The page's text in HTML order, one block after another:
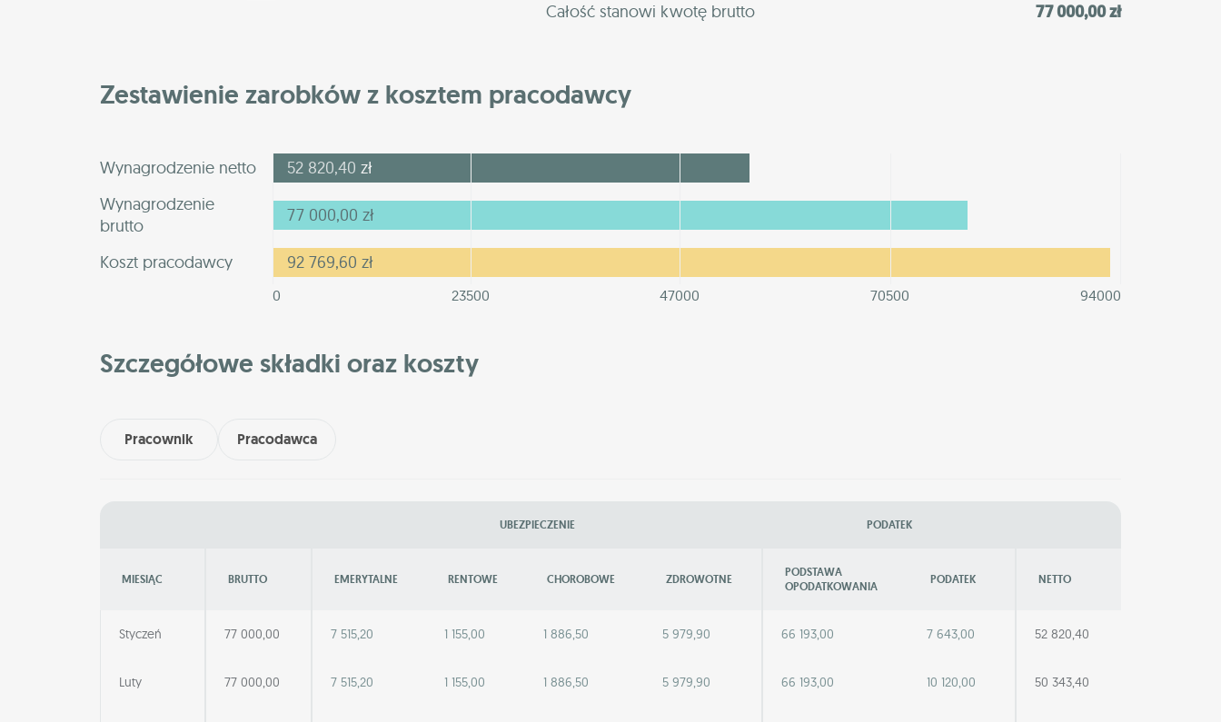
Całość stanowi kwotę brutto 77 000,00 zł
Zestawienie zarobków z kosztem pracodawcy
Wynagrodzenie netto 52 820,40 zł
Wynagrodzenie
brutto
77 000,00 zł
Koszt pracodawcy 92 769,60 zł
0 23500 47000 70500 94000
Szczegółowe składki oraz koszty
Pracownik Pracodawca
UBEZPIECZENIE PODATEK
MIESIĄC BRUTTO EMERYTALNE RENTOWE CHOROBOWE ZDROWOTNE
PODSTAWA
OPODATKOWANIA
PODATEK NETTO
Styczeń 77 000,00 7 515,20 1 155,00 1 886,50 5 979,90 66 193,00 7 643,00 52 820,40
Luty 77 000,00 7 515,20 1 155,00 1 886,50 5 979,90 66 193,00 10 120,00 50 343,40